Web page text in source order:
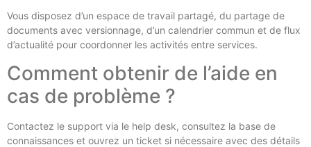
Vous disposez d’un espace de travail partagé, du partage de
documents avec versionnage, d’un calendrier commun et de flux
d’actualité pour coordonner les activités entre services.
Comment obtenir de l’aide en
cas de problème ?
Contactez le support via le help desk, consultez la base de
connaissances et ouvrez un ticket si nécessaire avec des détails